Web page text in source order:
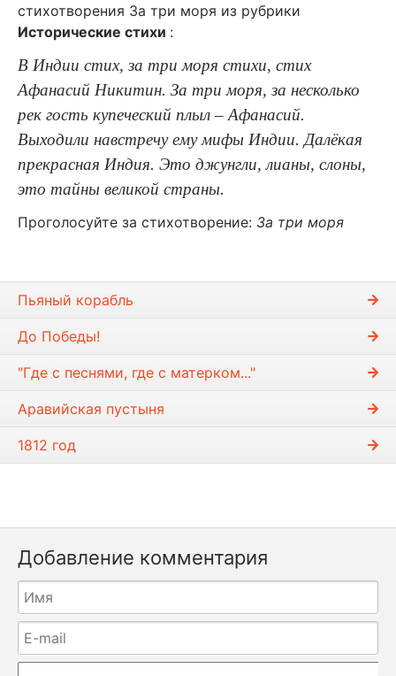
стихотворения За три моря из рубрики
Исторические стихи :
В Индии стих, за три моря стихи, стих
Афанасий Никитин. За три моря, за несколько
рек гость купеческий плыл – Афанасий.
Выходили навстречу ему мифы Индии. Далёкая
прекрасная Индия. Это джунгли, лианы, слоны,
это тайны великой страны.
Проголосуйте за стихотворение: За три моря
Пьяный корабль
До Победы!
"Где с песнями, где с матерком..."
Аравийская пустыня
1812 год
Добавление комментария